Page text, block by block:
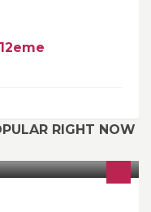
RIGHT NOW